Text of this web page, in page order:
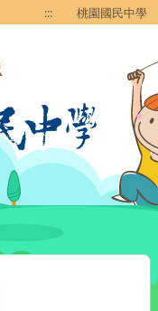
::: 桃園國民中學